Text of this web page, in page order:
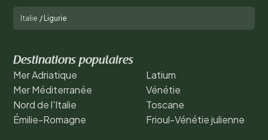
Italie / Ligurie
Destinations populaires
Mer Adriatique
Mer Méditerranée
Nord de l'Italie
Émilie-Romagne
Latium
Vénétie
Toscane
Frioul-Vénétie julienne